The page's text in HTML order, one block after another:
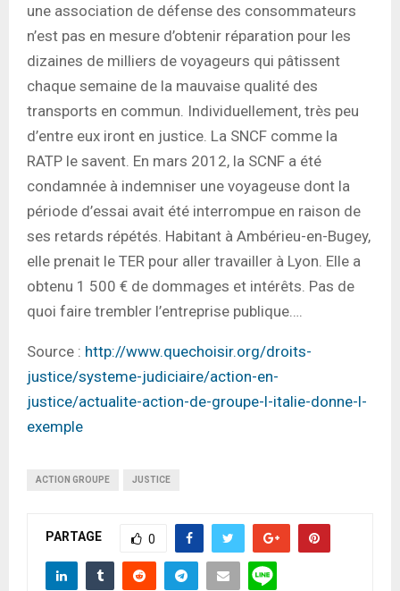
une association de défense des consommateurs
n’est pas en mesure d’obtenir réparation pour les
dizaines de milliers de voyageurs qui pâtissent
chaque semaine de la mauvaise qualité des
transports en commun. Individuellement, très peu
d’entre eux iront en justice. La SNCF comme la
RATP le savent. En mars 2012, la SCNF a été
condamnée à indemniser une voyageuse dont la
période d’essai avait été interrompue en raison de
ses retards répétés. Habitant à Ambérieu-en-Bugey,
elle prenait le TER pour aller travailler à Lyon. Elle a
obtenu 1 500 € de dommages et intérêts. Pas de
quoi faire trembler l’entreprise publique….
Source : http://www.quechoisir.org/droits-
justice/systeme-judiciaire/action-en-
justice/actualite-action-de-groupe-l-italie-donne-l-
exemple
ACTION GROUPE JUSTICE
PARTAGE 0